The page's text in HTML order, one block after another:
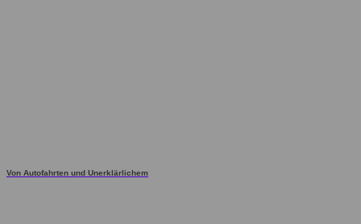
Von Autofahrten und Unerklärlichem